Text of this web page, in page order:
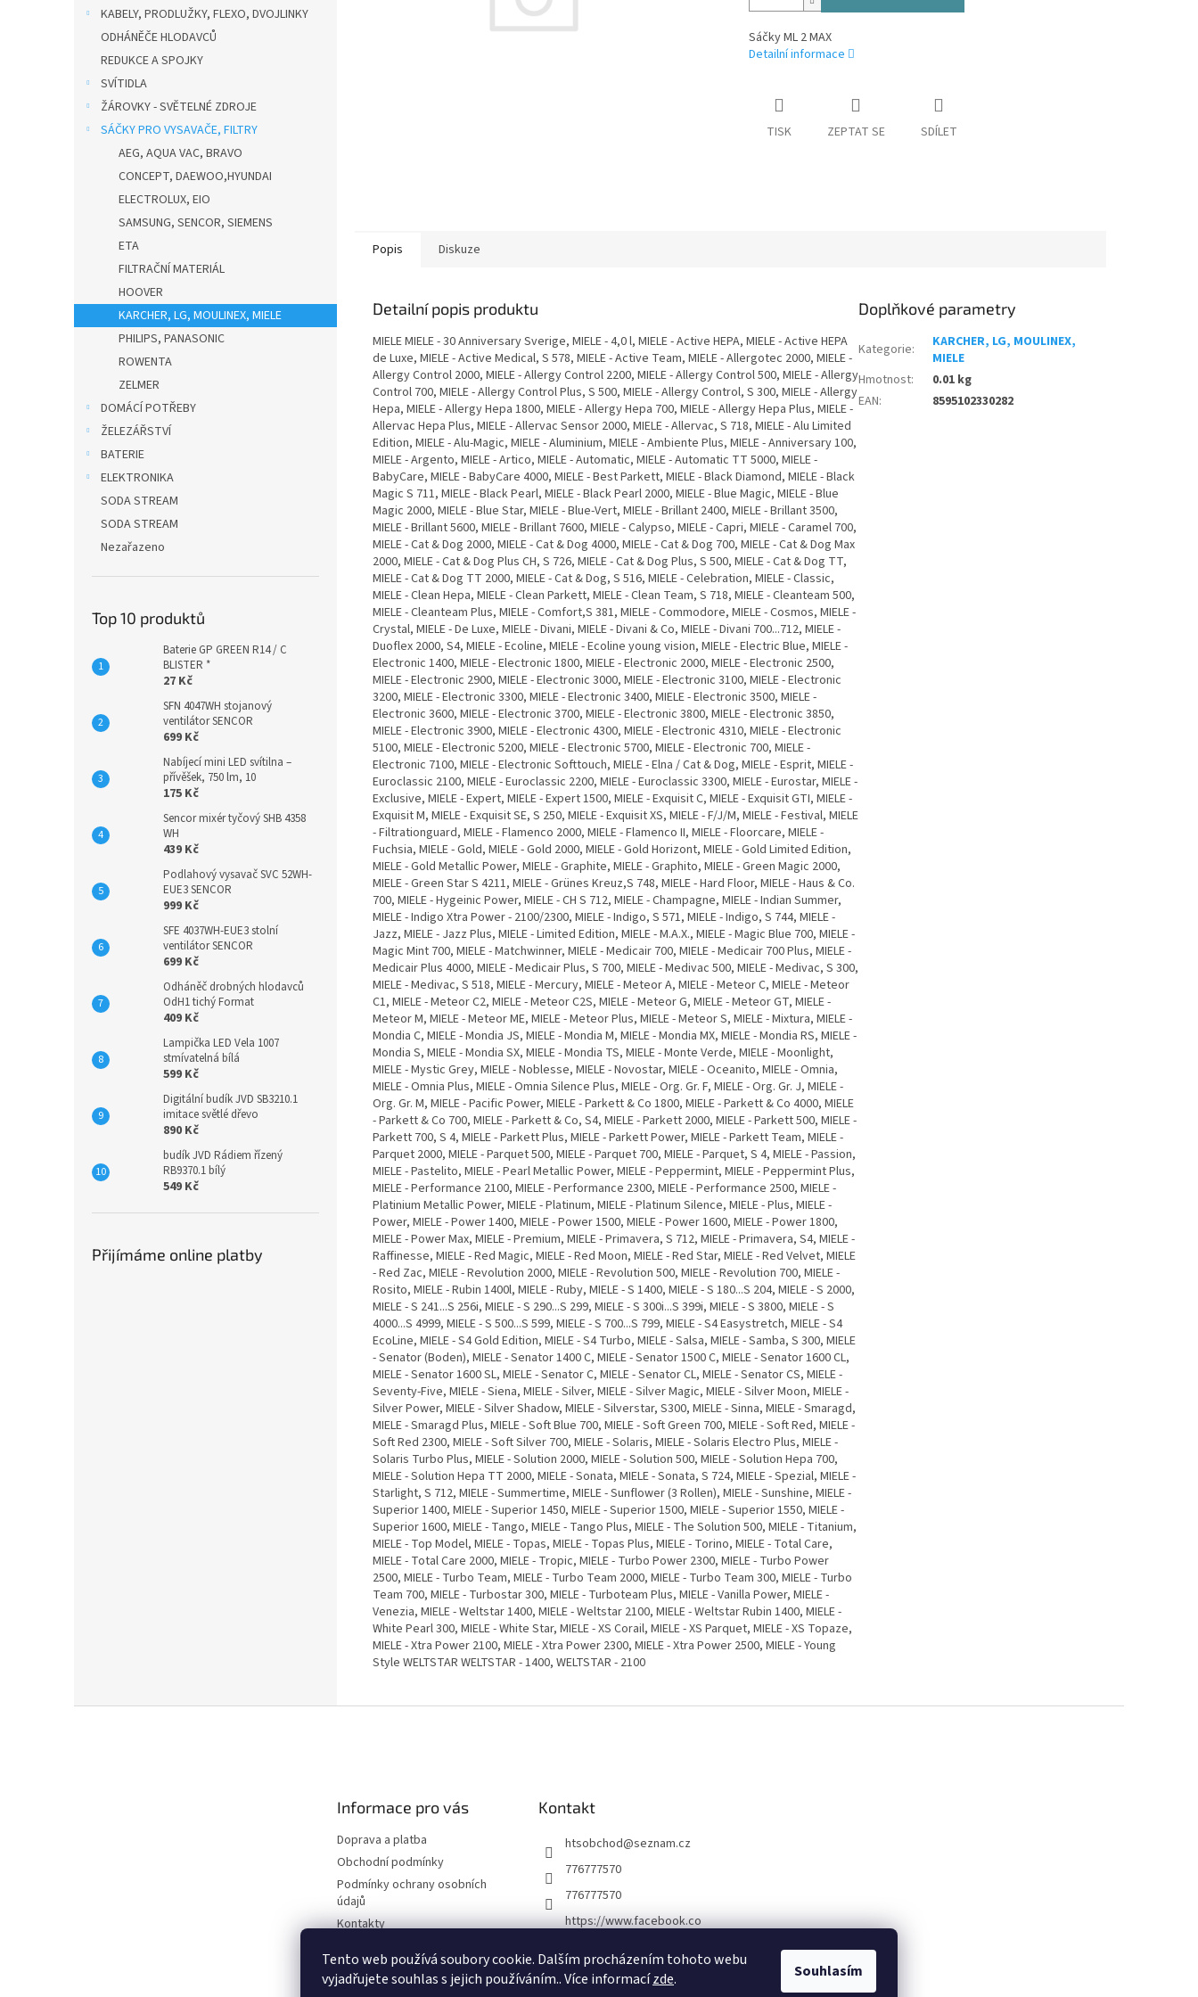
Tento web používá soubory cookie. Dalším procházením tohoto webu
vyjadřujete souhlas s jejich používáním.. Více informacízde. Souhlasím
KABELY, PRODLUŽKY, FLEXO, DVOJLINKY
ODHÁNĚČE HLODAVCŮ
REDUKCE A SPOJKY
SVÍTIDLA
ŽÁROVKY - SVĚTELNÉ ZDROJE
SÁČKY PRO VYSAVAČE, FILTRY
AEG, AQUA VAC, BRAVO
CONCEPT, DAEWOO,HYUNDAI
ELECTROLUX, EIO
SAMSUNG, SENCOR, SIEMENS
ETA
FILTRAČNÍ MATERIÁL
HOOVER
KARCHER, LG, MOULINEX, MIELE
PHILIPS, PANASONIC
ROWENTA
ZELMER
DOMÁCÍ POTŘEBY
ŽELEZÁŘSTVÍ
BATERIE
ELEKTRONIKA
SODA STREAM
SODA STREAM
Nezařazeno
Top 10 produktů
Baterie GP GREEN R14 / C
BLISTER *
27 Kč
SFN 4047WH stojanový
ventilátor SENCOR
699 Kč
Nabíjecí mini LED svítilna –
přívěšek, 750 lm, 10
175 Kč
Sencor mixér tyčový SHB 4358
WH
439 Kč
Podlahový vysavač SVC 52WH-
EUE3 SENCOR
999 Kč
SFE 4037WH-EUE3 stolní
ventilátor SENCOR
699 Kč
Odháněč drobných hlodavců
OdH1 tichý Format
409 Kč
Lampička LED Vela 1007
stmívatelná bílá
599 Kč
Digitální budík JVD SB3210.1
imitace světlé dřevo
890 Kč
budík JVD Rádiem řízený
RB9370.1 bílý
549 Kč
Přijímáme online platby
Sáčky ML 2 MAX
Detailní informace
TISK ZEPTAT SE SDÍLET
Popis Diskuze
Detailní popis produktu
MIELE MIELE - 30 Anniversary Sverige, MIELE - 4,0 l, MIELE - Active HEPA, MIELE - Active HEPA
de Luxe, MIELE - Active Medical, S 578, MIELE - Active Team, MIELE - Allergotec 2000, MIELE -
Allergy Control 2000, MIELE - Allergy Control 2200, MIELE - Allergy Control 500, MIELE - Allergy
Control 700, MIELE - Allergy Control Plus, S 500, MIELE - Allergy Control, S 300, MIELE - Allergy
Hepa, MIELE - Allergy Hepa 1800, MIELE - Allergy Hepa 700, MIELE - Allergy Hepa Plus, MIELE -
Allervac Hepa Plus, MIELE - Allervac Sensor 2000, MIELE - Allervac, S 718, MIELE - Alu Limited
Edition, MIELE - Alu-Magic, MIELE - Aluminium, MIELE - Ambiente Plus, MIELE - Anniversary 100,
MIELE - Argento, MIELE - Artico, MIELE - Automatic, MIELE - Automatic TT 5000, MIELE -
BabyCare, MIELE - BabyCare 4000, MIELE - Best Parkett, MIELE - Black Diamond, MIELE - Black
Magic S 711, MIELE - Black Pearl, MIELE - Black Pearl 2000, MIELE - Blue Magic, MIELE - Blue
Magic 2000, MIELE - Blue Star, MIELE - Blue-Vert, MIELE - Brillant 2400, MIELE - Brillant 3500,
MIELE - Brillant 5600, MIELE - Brillant 7600, MIELE - Calypso, MIELE - Capri, MIELE - Caramel 700,
MIELE - Cat & Dog 2000, MIELE - Cat & Dog 4000, MIELE - Cat & Dog 700, MIELE - Cat & Dog Max
2000, MIELE - Cat & Dog Plus CH, S 726, MIELE - Cat & Dog Plus, S 500, MIELE - Cat & Dog TT,
MIELE - Cat & Dog TT 2000, MIELE - Cat & Dog, S 516, MIELE - Celebration, MIELE - Classic,
MIELE - Clean Hepa, MIELE - Clean Parkett, MIELE - Clean Team, S 718, MIELE - Cleanteam 500,
MIELE - Cleanteam Plus, MIELE - Comfort,S 381, MIELE - Commodore, MIELE - Cosmos, MIELE -
Crystal, MIELE - De Luxe, MIELE - Divani, MIELE - Divani & Co, MIELE - Divani 700...712, MIELE -
Duoflex 2000, S4, MIELE - Ecoline, MIELE - Ecoline young vision, MIELE - Electric Blue, MIELE -
Electronic 1400, MIELE - Electronic 1800, MIELE - Electronic 2000, MIELE - Electronic 2500,
MIELE - Electronic 2900, MIELE - Electronic 3000, MIELE - Electronic 3100, MIELE - Electronic
3200, MIELE - Electronic 3300, MIELE - Electronic 3400, MIELE - Electronic 3500, MIELE -
Electronic 3600, MIELE - Electronic 3700, MIELE - Electronic 3800, MIELE - Electronic 3850,
MIELE - Electronic 3900, MIELE - Electronic 4300, MIELE - Electronic 4310, MIELE - Electronic
5100, MIELE - Electronic 5200, MIELE - Electronic 5700, MIELE - Electronic 700, MIELE -
Electronic 7100, MIELE - Electronic Softtouch, MIELE - Elna / Cat & Dog, MIELE - Esprit, MIELE -
Euroclassic 2100, MIELE - Euroclassic 2200, MIELE - Euroclassic 3300, MIELE - Eurostar, MIELE -
Exclusive, MIELE - Expert, MIELE - Expert 1500, MIELE - Exquisit C, MIELE - Exquisit GTI, MIELE -
Exquisit M, MIELE - Exquisit SE, S 250, MIELE - Exquisit XS, MIELE - F/J/M, MIELE - Festival, MIELE
- Filtrationguard, MIELE - Flamenco 2000, MIELE - Flamenco II, MIELE - Floorcare, MIELE -
Fuchsia, MIELE - Gold, MIELE - Gold 2000, MIELE - Gold Horizont, MIELE - Gold Limited Edition,
MIELE - Gold Metallic Power, MIELE - Graphite, MIELE - Graphito, MIELE - Green Magic 2000,
MIELE - Green Star S 4211, MIELE - Grünes Kreuz,S 748, MIELE - Hard Floor, MIELE - Haus & Co.
700, MIELE - Hygeinic Power, MIELE - CH S 712, MIELE - Champagne, MIELE - Indian Summer,
MIELE - Indigo Xtra Power - 2100/2300, MIELE - Indigo, S 571, MIELE - Indigo, S 744, MIELE -
Jazz, MIELE - Jazz Plus, MIELE - Limited Edition, MIELE - M.A.X., MIELE - Magic Blue 700, MIELE -
Magic Mint 700, MIELE - Matchwinner, MIELE - Medicair 700, MIELE - Medicair 700 Plus, MIELE -
Medicair Plus 4000, MIELE - Medicair Plus, S 700, MIELE - Medivac 500, MIELE - Medivac, S 300,
MIELE - Medivac, S 518, MIELE - Mercury, MIELE - Meteor A, MIELE - Meteor C, MIELE - Meteor
C1, MIELE - Meteor C2, MIELE - Meteor C2S, MIELE - Meteor G, MIELE - Meteor GT, MIELE -
Meteor M, MIELE - Meteor ME, MIELE - Meteor Plus, MIELE - Meteor S, MIELE - Mixtura, MIELE -
Mondia C, MIELE - Mondia JS, MIELE - Mondia M, MIELE - Mondia MX, MIELE - Mondia RS, MIELE -
Mondia S, MIELE - Mondia SX, MIELE - Mondia TS, MIELE - Monte Verde, MIELE - Moonlight,
MIELE - Mystic Grey, MIELE - Noblesse, MIELE - Novostar, MIELE - Oceanito, MIELE - Omnia,
MIELE - Omnia Plus, MIELE - Omnia Silence Plus, MIELE - Org. Gr. F, MIELE - Org. Gr. J, MIELE -
Org. Gr. M, MIELE - Pacific Power, MIELE - Parkett & Co 1800, MIELE - Parkett & Co 4000, MIELE
- Parkett & Co 700, MIELE - Parkett & Co, S4, MIELE - Parkett 2000, MIELE - Parkett 500, MIELE -
Parkett 700, S 4, MIELE - Parkett Plus, MIELE - Parkett Power, MIELE - Parkett Team, MIELE -
Parquet 2000, MIELE - Parquet 500, MIELE - Parquet 700, MIELE - Parquet, S 4, MIELE - Passion,
MIELE - Pastelito, MIELE - Pearl Metallic Power, MIELE - Peppermint, MIELE - Peppermint Plus,
MIELE - Performance 2100, MIELE - Performance 2300, MIELE - Performance 2500, MIELE -
Platinium Metallic Power, MIELE - Platinum, MIELE - Platinum Silence, MIELE - Plus, MIELE -
Power, MIELE - Power 1400, MIELE - Power 1500, MIELE - Power 1600, MIELE - Power 1800,
MIELE - Power Max, MIELE - Premium, MIELE - Primavera, S 712, MIELE - Primavera, S4, MIELE -
Raffinesse, MIELE - Red Magic, MIELE - Red Moon, MIELE - Red Star, MIELE - Red Velvet, MIELE
- Red Zac, MIELE - Revolution 2000, MIELE - Revolution 500, MIELE - Revolution 700, MIELE -
Rosito, MIELE - Rubin 1400l, MIELE - Ruby, MIELE - S 1400, MIELE - S 180...S 204, MIELE - S 2000,
MIELE - S 241...S 256i, MIELE - S 290...S 299, MIELE - S 300i...S 399i, MIELE - S 3800, MIELE - S
4000...S 4999, MIELE - S 500...S 599, MIELE - S 700...S 799, MIELE - S4 Easystretch, MIELE - S4
EcoLine, MIELE - S4 Gold Edition, MIELE - S4 Turbo, MIELE - Salsa, MIELE - Samba, S 300, MIELE
- Senator (Boden), MIELE - Senator 1400 C, MIELE - Senator 1500 C, MIELE - Senator 1600 CL,
MIELE - Senator 1600 SL, MIELE - Senator C, MIELE - Senator CL, MIELE - Senator CS, MIELE -
Seventy-Five, MIELE - Siena, MIELE - Silver, MIELE - Silver Magic, MIELE - Silver Moon, MIELE -
Silver Power, MIELE - Silver Shadow, MIELE - Silverstar, S300, MIELE - Sinna, MIELE - Smaragd,
MIELE - Smaragd Plus, MIELE - Soft Blue 700, MIELE - Soft Green 700, MIELE - Soft Red, MIELE -
Soft Red 2300, MIELE - Soft Silver 700, MIELE - Solaris, MIELE - Solaris Electro Plus, MIELE -
Solaris Turbo Plus, MIELE - Solution 2000, MIELE - Solution 500, MIELE - Solution Hepa 700,
MIELE - Solution Hepa TT 2000, MIELE - Sonata, MIELE - Sonata, S 724, MIELE - Spezial, MIELE -
Starlight, S 712, MIELE - Summertime, MIELE - Sunflower (3 Rollen), MIELE - Sunshine, MIELE -
Superior 1400, MIELE - Superior 1450, MIELE - Superior 1500, MIELE - Superior 1550, MIELE -
Superior 1600, MIELE - Tango, MIELE - Tango Plus, MIELE - The Solution 500, MIELE - Titanium,
MIELE - Top Model, MIELE - Topas, MIELE - Topas Plus, MIELE - Torino, MIELE - Total Care,
MIELE - Total Care 2000, MIELE - Tropic, MIELE - Turbo Power 2300, MIELE - Turbo Power
2500, MIELE - Turbo Team, MIELE - Turbo Team 2000, MIELE - Turbo Team 300, MIELE - Turbo
Team 700, MIELE - Turbostar 300, MIELE - Turboteam Plus, MIELE - Vanilla Power, MIELE -
Venezia, MIELE - Weltstar 1400, MIELE - Weltstar 2100, MIELE - Weltstar Rubin 1400, MIELE -
White Pearl 300, MIELE - White Star, MIELE - XS Corail, MIELE - XS Parquet, MIELE - XS Topaze,
MIELE - Xtra Power 2100, MIELE - Xtra Power 2300, MIELE - Xtra Power 2500, MIELE - Young
Style WELTSTAR WELTSTAR - 1400, WELTSTAR - 2100
Doplňkové parametry
Kategorie:
KARCHER, LG, MOULINEX,
MIELE
Hmotnost:
0.01 kg
EAN: 8595102330282
Informace pro vás
Doprava a platba
Obchodní podmínky
Podmínky ochrany osobních
údajů
Kontakty
Kontakt
htsobchod@seznam.cz
776777570
776777570
https://www.facebook.co
ck%C3%A1-22921462467
7338